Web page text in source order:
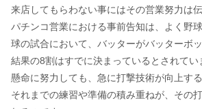
来店してもらわない事にはその営業努力は伝
パチンコ営業における事前告知は、よく野
球の試合において、バッターがバッターボ
結果の8割はすでに決まっているとされてい
懸命に努力しても、急に打撃技術が向上す
それまでの練習や準備の積み重ねが、その